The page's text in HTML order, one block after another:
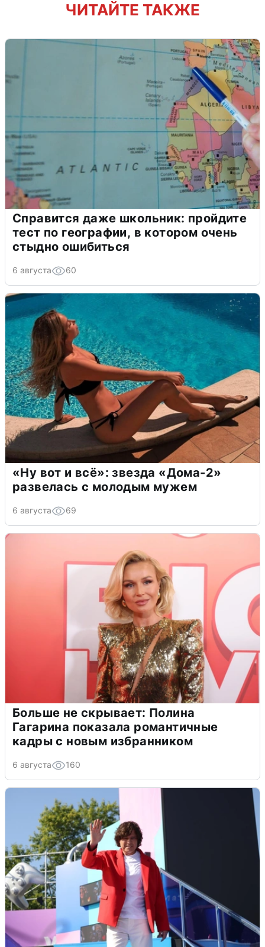
ЧИТАЙТЕ ТАКЖЕ
Справится даже школьник: пройдите
тест по географии, в котором очень
стыдно ошибиться
6 августа 60
«Ну вот и всё»: звезда «Дома-2»
развелась с молодым мужем
6 августа 69
Больше не скрывает: Полина
Гагарина показала романтичные
кадры с новым избранником
6 августа 160